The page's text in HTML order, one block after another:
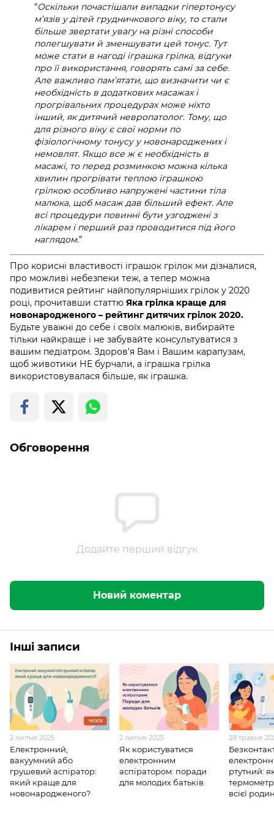
“Оскільки почастішали випадки гіпертонусу
м’язів у дітей грудничкового віку, то стали
більше звертати увагу на різні способи
полегшувати й зменшувати цей тонус. Тут
може стати в нагоді іграшка грілка, відгуки
про її використання, говорять самі за себе.
Але важливо пам’ятати, що визначити чи є
необхідність в додаткових масажах і
прогрівальних процедурах може ніхто
інший, як дитячий невропатолог. Тому, що
для різного віку є свої норми по
фізіологічному тонусу у новонароджених і
немовлят. Якщо все ж є необхідність в
масажі, то перед розминкою можна кілька
хвилин прогрівати теплою іграшкою
грілкою особливо напружені частини тіла
малюка, щоб масаж дав більший ефект. Але
всі процедури повинні бути узгоджені з
лікарем і перший раз проводитися під його
наглядом.”
Про корисні властивості іграшок грілок ми дізналися,
про можливі небезпеки теж, а тепер можна
подивитися рейтинг найпопулярніших грілок у 2020
році, прочитавши статтю Яка грілка краще для
новонародженого – рейтинг дитячих грілок 2020.
Будьте уважні до себе і своїх малюків, вибирайте
тільки найкраще і не забувайте консультуватися з
вашим педіатром. Здоров’я Вам і Вашим карапузам,
щоб животики НЕ бурчали, а іграшка грілка
використовувалася більше, як іграшка.
Обговорення
Додайте перший відгук
Новий коментар
Інші записи
2 липня 2025
Електронний,
вакуумний або
грушевий аспіратор:
який краще для
новонародженого?
2 липня 2025
Як користуватися
електронним
аспіратором: поради
для молодих батьків
28 травня
ртутний:
всієї